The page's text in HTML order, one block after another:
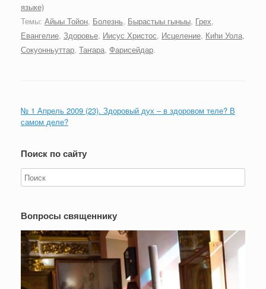
языке)
Темы: Айыы Тойон, Болезнь, Бырастыы гыныы, Грех,
Евангелие, Здоровье, Иисус Христос, Исцеление, Киһи Уола,
Сокуонньуттар, Таҥара, Фарисейдар.
№ 1 Апрель 2009 (23). Здоровый дух – в здоровом теле? В
самом деле?
Поиск по сайту
Вопросы священнику